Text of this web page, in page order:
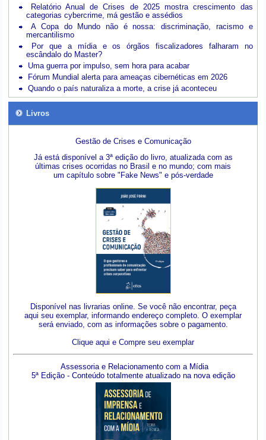
Relatório Anual de Crises de 2025 mostra crescimento das
categorias cybercrime, má gestão e assédios
A Copa do Mundo não é nossa: discriminação, racismo e
mercantilismo
Por que a mídia e os órgãos fiscalizadores falharam no
escândalo do Master?
Uma guerra por impulso, sem hora para acabar
Fórum Mundial alerta para ameaças cibernéticas em 2026
Quando o país naturaliza a morte, a crise já aconteceu
Livros
Gestão de Crises e Comunicação
Já está disponível a 3ª edição do livro, atualizada com as
últimas crises ocorridas no Brasil e no mundo; com mais
um capítulo sobre "Fake News" e pós-verdade
Disponível nas livrarias online. Se você não encontrar, peça
aqui seu exemplar, informando endereço completo. O exemplar
será enviado, com as informações sobre o pagamento.
Clique aqui e Compre seu exemplar
Assessoria e Relacionamento com a Mídia
5ª Edição - Conteúdo totalmente atualizado na nova edição